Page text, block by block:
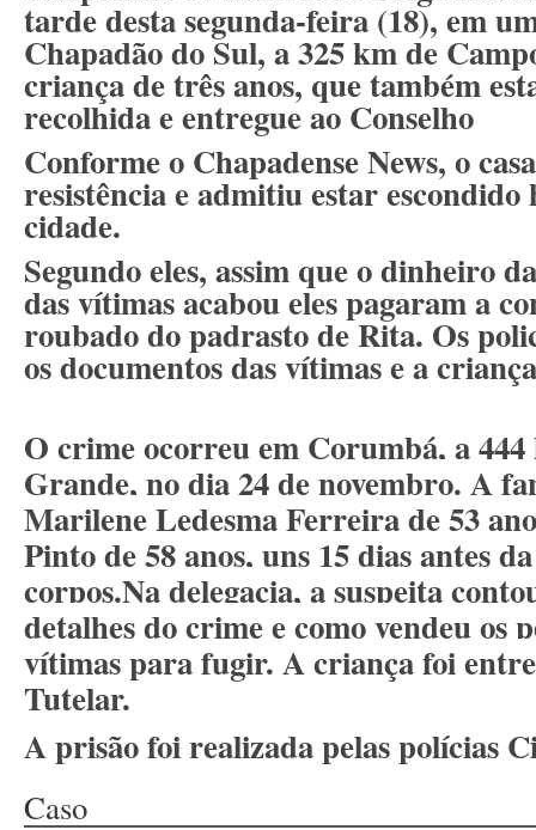
tarde desta segunda-feira (18), em
Chapadão do Sul, a 325 km de
criança de três anos, que também
recolhida e entregue ao Conselho
Conforme o Chapadense News, o
resistência e admitiu estar escondido
cidade.
Segundo eles, assim que o dinheiro
das vítimas acabou eles pagaram a
roubado do padrasto de Rita. Os
os documentos das vítimas e a
O crime ocorreu em Corumbá, a
Grande, no dia 24 de novembro. A
Marilene Ledesma Ferreira de 53
Pinto de 58 anos, uns 15 dias antes
corpos.Na delegacia, a suspeita
detalhes do crime e como vendeu os
vítimas para fugir. A criança foi
Tutelar.
A prisão foi realizada pelas polícias
Caso